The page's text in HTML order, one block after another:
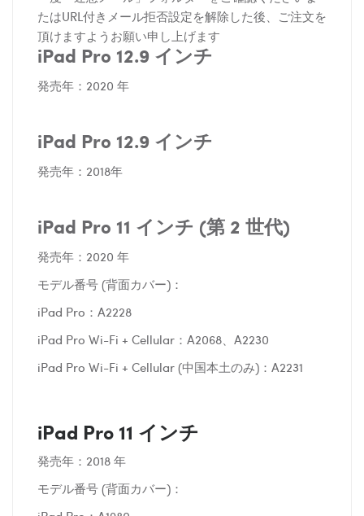
たはURL付きメール拒否設定を解除した後、ご注文を
頂けますようお願い申し上げます
iPad Pro 12.9 インチ
発売年：2020 年
iPad Pro 12.9 インチ
発売年：2018年
iPad Pro 11 インチ (第 2 世代)
発売年：2020 年
モデル番号 (背面カバー)：
iPad Pro：A2228
iPad Pro Wi-Fi + Cellular：A2068、A2230
iPad Pro Wi-Fi + Cellular (中国本土のみ)：A2231
iPad Pro 11 インチ
発売年：2018 年
モデル番号 (背面カバー)：